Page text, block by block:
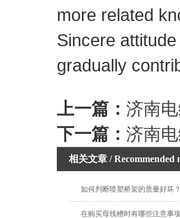
more related
Sincere
gradually
上一篇： 济南
下一篇： 济南
相关文章 / Recommended
如何判断喷塑桥架的质量好坏
在购买母线槽时有哪些注意事